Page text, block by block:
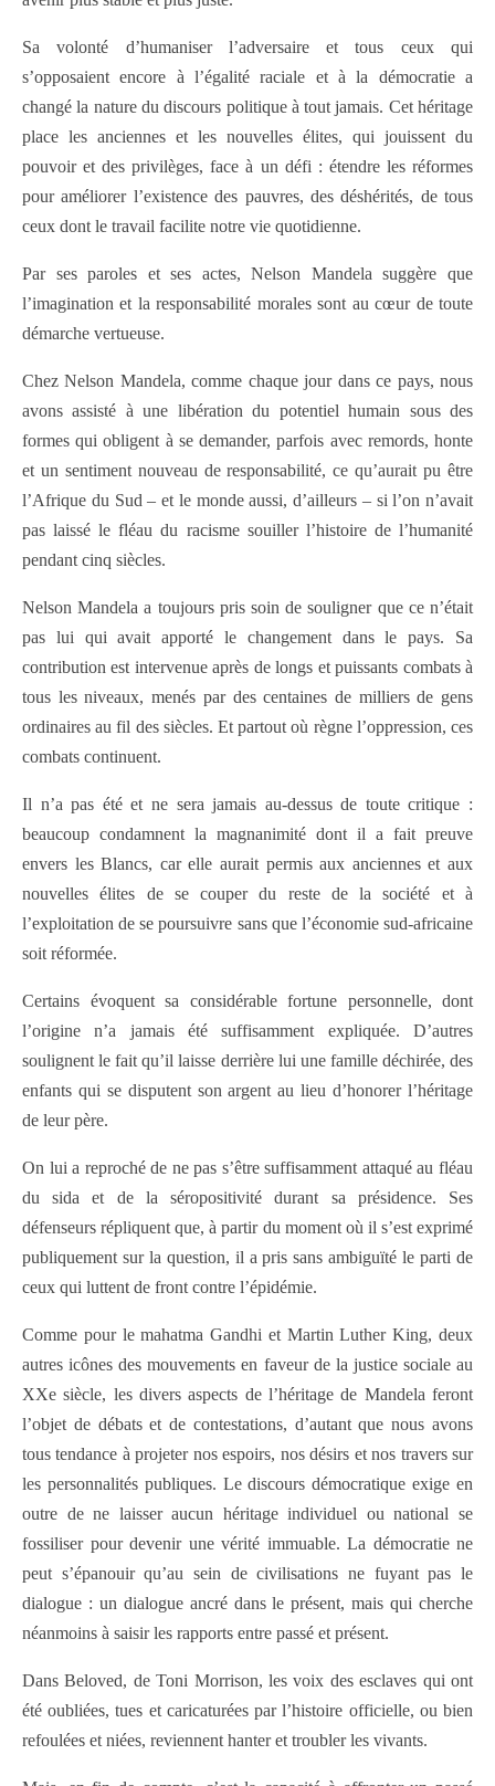
Sa volonté d’humaniser l’adversaire et tous ceux qui
s’opposaient encore à l’égalité raciale et à la démocratie a
changé la nature du discours politique à tout jamais. Cet héritage
place les anciennes et les nouvelles élites, qui jouissent du
pouvoir et des privilèges, face à un défi : étendre les réformes
pour améliorer l’existence des pauvres, des déshérités, de tous
ceux dont le travail facilite notre vie quotidienne.
Par ses paroles et ses actes, Nelson Mandela suggère que
l’imagination et la responsabilité morales sont au cœur de toute
démarche vertueuse.
Chez Nelson Mandela, comme chaque jour dans ce pays, nous
avons assisté à une libération du potentiel humain sous des
formes qui obligent à se demander, parfois avec remords, honte
et un sentiment nouveau de responsabilité, ce qu’aurait pu être
l’Afrique du Sud – et le monde aussi, d’ailleurs – si l’on n’avait
pas laissé le fléau du racisme souiller l’histoire de l’humanité
pendant cinq siècles.
Nelson Mandela a toujours pris soin de souligner que ce n’était
pas lui qui avait apporté le changement dans le pays. Sa
contribution est intervenue après de longs et puissants combats à
tous les niveaux, menés par des centaines de milliers de gens
ordinaires au fil des siècles. Et partout où règne l’oppression, ces
combats continuent.
Il n’a pas été et ne sera jamais au-dessus de toute critique :
beaucoup condamnent la magnanimité dont il a fait preuve
envers les Blancs, car elle aurait permis aux anciennes et aux
nouvelles élites de se couper du reste de la société et à
l’exploitation de se poursuivre sans que l’économie sud-africaine
soit réformée.
Certains évoquent sa considérable fortune personnelle, dont
l’origine n’a jamais été suffisamment expliquée. D’autres
soulignent le fait qu’il laisse derrière lui une famille déchirée, des
enfants qui se disputent son argent au lieu d’honorer l’héritage
de leur père.
On lui a reproché de ne pas s’être suffisamment attaqué au fléau
du sida et de la séropositivité durant sa présidence. Ses
défenseurs répliquent que, à partir du moment où il s’est exprimé
publiquement sur la question, il a pris sans ambiguïté le parti de
ceux qui luttent de front contre l’épidémie.
Comme pour le mahatma Gandhi et Martin Luther King, deux
autres icônes des mouvements en faveur de la justice sociale au
XXe siècle, les divers aspects de l’héritage de Mandela feront
l’objet de débats et de contestations, d’autant que nous avons
tous tendance à projeter nos espoirs, nos désirs et nos travers sur
les personnalités publiques. Le discours démocratique exige en
outre de ne laisser aucun héritage individuel ou national se
fossiliser pour devenir une vérité immuable. La démocratie ne
peut s’épanouir qu’au sein de civilisations ne fuyant pas le
dialogue : un dialogue ancré dans le présent, mais qui cherche
néanmoins à saisir les rapports entre passé et présent.
Dans Beloved, de Toni Morrison, les voix des esclaves qui ont
été oubliées, tues et caricaturées par l’histoire officielle, ou bien
refoulées et niées, reviennent hanter et troubler les vivants.